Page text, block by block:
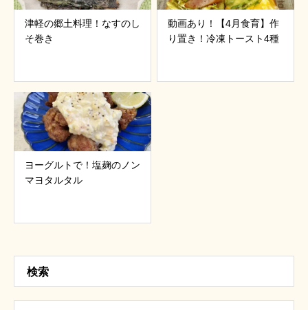
津軽の郷土料理！なすのし
そ巻き
動画あり！【4月食育】作
り置き！冷凍トースト4種
ヨーグルトで！塩麹のノン
マヨタルタル
検索